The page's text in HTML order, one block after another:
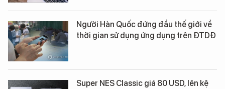
Người Hàn Quốc đứng đầu thế giới về
thời gian sử dụng ứng dụng trên ĐTDĐ
Super NES Classic giá 80 USD, lên kệ